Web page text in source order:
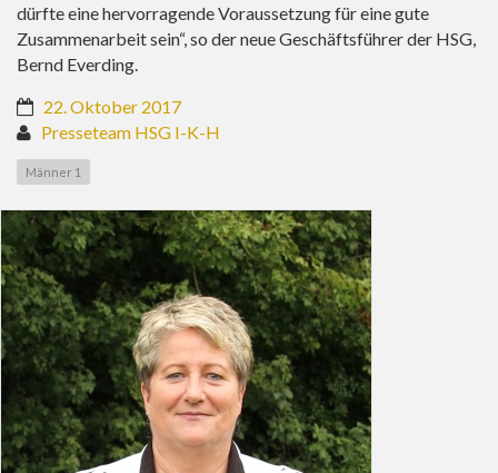
dürfte eine hervorragende Voraussetzung für eine gute
Zusammenarbeit sein“, so der neue Geschäftsführer der HSG,
Bernd Everding.
22. Oktober 2017
Presseteam HSG I-K-H
Männer 1